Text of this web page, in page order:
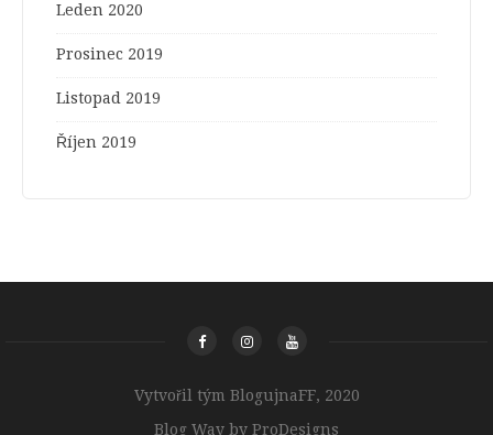
Leden 2020
Prosinec 2019
Listopad 2019
Říjen 2019
Vytvořil tým BlogujnaFF, 2020
Blog Way by ProDesigns